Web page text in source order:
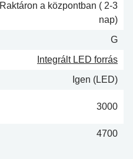
Raktáron a központban ( 2-3
nap)
G
Integrált LED forrás
Igen (LED)
3000
4700